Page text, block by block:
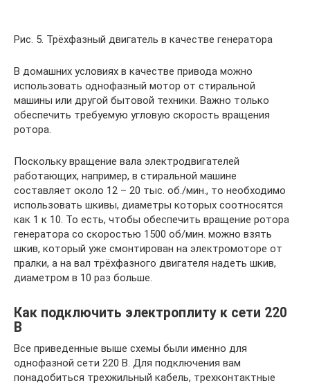
Рис. 5. Трёхфазный двигатель в качестве генератора
В домашних условиях в качестве привода можно
использовать однофазный мотор от стиральной
машины или другой бытовой техники. Важно только
обеспечить требуемую угловую скорость вращения
ротора.
Поскольку вращение вала электродвигателей
работающих, например, в стиральной машине
составляет около 12 – 20 тыс. об./мин., то необходимо
использовать шкивы, диаметры которых соотносятся
как 1 к 10. То есть, чтобы обеспечить вращение ротора
генератора со скоростью 1500 об/мин. можно взять
шкив, который уже смонтирован на электромоторе от
пралки, а на вал трёхфазного двигателя надеть шкив,
диаметром в 10 раз больше.
Как подключить электроплиту к сети 220
В
Все приведенные выше схемы были именно для
однофазной сети 220 В. Для подключения вам
понадобиться трехжильный кабель, трехконтактные